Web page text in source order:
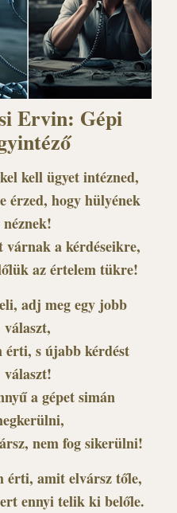
Ervin: Gépi
kell ügyet intézned,
érzed, hogy hülyének
néznek!
várnak a kérdéseikre,
az értelem tükre!
adj meg egy jobb
választ,
érti, s újabb kérdést
választ!
a gépet simán
nem fog sikerülni!
érti, amit elvársz tőle,
ennyi telik ki belőle.